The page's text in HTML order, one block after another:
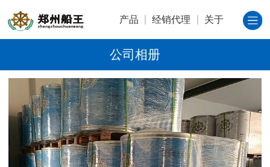
产品 经销代理 关于
公司相册